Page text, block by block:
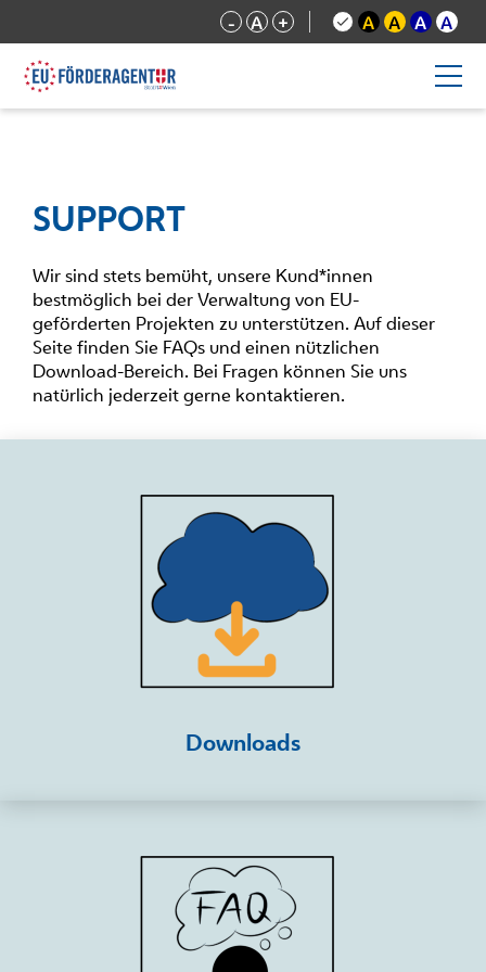
- A + A A A A
SUPPORT
Wir sind stets bemüht, unsere Kund*innen
bestmöglich bei der Verwaltung von EU-
geförderten Projekten zu unterstützen. Auf dieser
Seite finden Sie FAQs und einen nützlichen
Download-Bereich. Bei Fragen können Sie uns
natürlich jederzeit gerne kontaktieren.
Downloads